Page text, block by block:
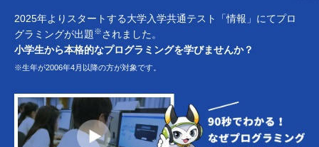
2025年よりスタートする大学入学共通テスト「情報」にてプロ
グラミングが出題※されました。
小学生から本格的なプログラミングを学びませんか？
※生年が2006年4月以降の方が対象です。